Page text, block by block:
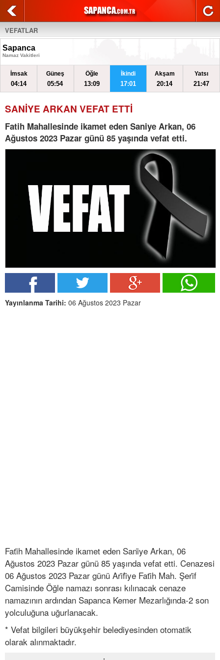
VEFATLAR
Sapanca
Namaz Vakitleri
İmsak
04:14
Güneş
05:54
Öğle
13:09
İkindi
17:01
Akşam
20:14
Yatsı
21:47
SANİYE ARKAN VEFAT ETTİ
Fatih Mahallesinde ikamet eden Saniye Arkan, 06
Ağustos 2023 Pazar günü 85 yaşında vefat etti.
Yayınlanma Tarihi: 06 Ağustos 2023 Pazar
Fati̇h Mahallesinde ikamet eden Sani̇ye Arkan, 06
Ağustos 2023 Pazar günü 85 yaşında vefat etti. Cenazesi
06 Ağustos 2023 Pazar günü Ari̇fi̇ye Fati̇h Mah. Şeri̇f
Camisinde Öğle namazı sonrası kılınacak cenaze
namazının ardından Sapanca Kemer Mezarlığında-2 son
yolculuğuna uğurlanacak.
* Vefat bilgileri büyükşehir belediyesinden otomatik
olarak alınmaktadır.